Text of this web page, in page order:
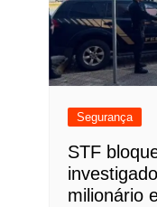
Segurança
STF
milionário